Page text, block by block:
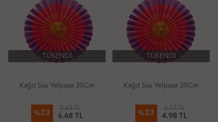
TÜKENDİ
Kağıt Süs Yelpaze 35Cm
%23
8.63 TL
6.68 TL
TÜKENDİ
Kağıt Süs Yelpaze 25Cm
%23
6.47 TL
4.98 TL